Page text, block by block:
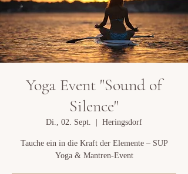
Yoga Event "Sound of
Silence"
Di., 02. Sept.
  |
Heringsdorf
Tauche ein in die Kraft der Elemente – SUP
Yoga & Mantren-Event